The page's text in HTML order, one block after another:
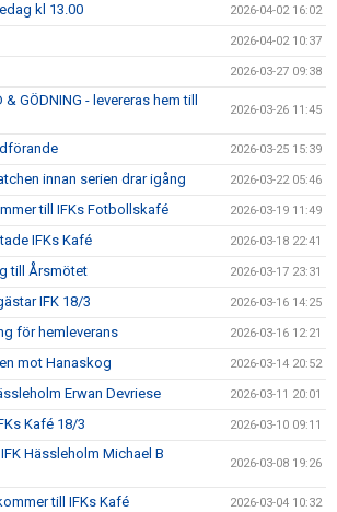
kl 13.00 2026-04-02 16:02
2026-04-02 10:37
2026-03-27 09:38
GÖDNING - levereras hem till
2026-03-26 11:45
2026-03-25 15:39
innan serien drar igång 2026-03-22 05:46
till IFKs Fotbollskafé 2026-03-19 11:49
IFKs Kafé 2026-03-18 22:41
till Årsmötet 2026-03-17 23:31
IFK 18/3 2026-03-16 14:25
för hemleverans 2026-03-16 12:21
mot Hanaskog 2026-03-14 20:52
Erwan Devriese 2026-03-11 20:01
Kafé 18/3 2026-03-10 09:11
Hässleholm Michael B
2026-03-08 19:26
till IFKs Kafé 2026-03-04 10:32